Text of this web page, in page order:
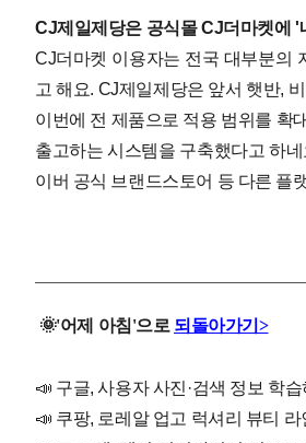
CJ제일제당은 공식몰 CJ더마켓에 '
CJ더마켓 이용자는 전국 대부분의
고 해요. CJ제일제당은 앞서 햇반,
이번에 전 제품으로 적용 범위를 확
출고하는 시스템을 구축했다고 하
이버 공식 브랜드스토어 등 다른 플
🌞'어제 아침'으로 되돌아가기>
📣 구글, 사용자 사진·검색 정보 학
📣 쿠팡, 로레알 업고 럭셔리 뷰티 라